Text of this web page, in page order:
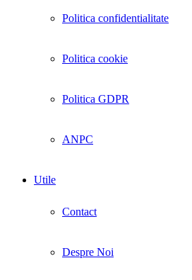
Politica confidentialitate
Politica cookie
Politica GDPR
ANPC
Utile
Contact
Despre Noi